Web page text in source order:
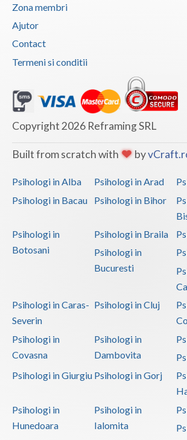
Zona membri
Ajutor
Contact
Termeni si conditii
Copyright 2026 Reframing SRL
Built from scratch with by
Psihologi in Alba Psihologi in Arad
Psihologi in Bacau
Psihologi in Bihor
Psihologi in
Botosani
Psihologi in Braila
Psihologi in
Bucuresti
Psihologi in Caras-
Severin
Psihologi in Cluj
Psihologi in
Covasna
Psihologi in
Dambovita
Psihologi in Giurgiu Psihologi in Gorj
Psihologi in
Hunedoara
Psihologi in
Ialomita